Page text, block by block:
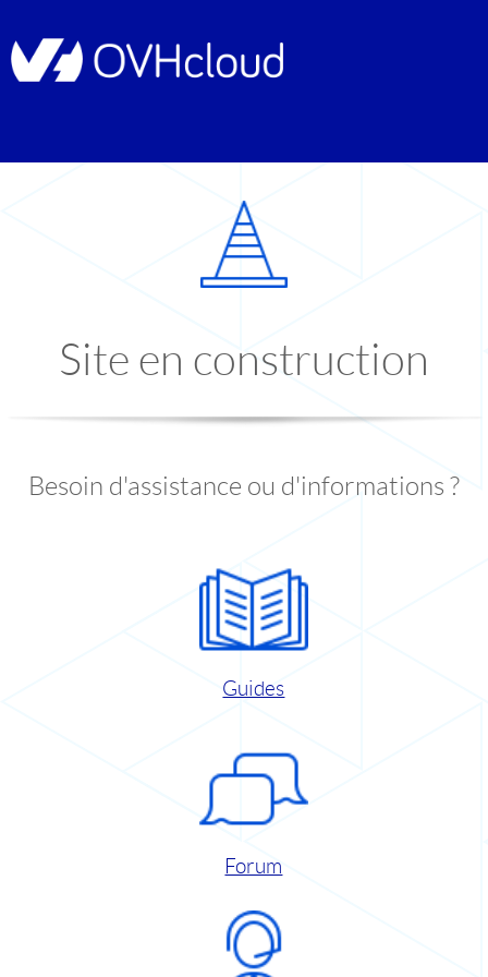
Site en construction
Besoin d'assistance ou d'informations ?
Guides
Forum